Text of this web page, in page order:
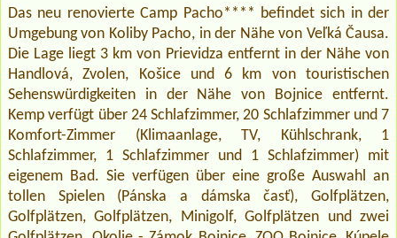
Das neu renovierte Camp Pacho**** befindet sich in der
Umgebung von Koliby Pacho, in der Nähe von Veľká Čausa.
Die Lage liegt 3 km von Prievidza entfernt in der Nähe von
Handlová, Zvolen, Košice und 6 km von touristischen
Sehenswürdigkeiten in der Nähe von Bojnice entfernt.
Kemp verfügt über 24 Schlafzimmer, 20 Schlafzimmer und 7
Komfort-Zimmer (Klimaanlage, TV, Kühlschrank, 1
Schlafzimmer, 1 Schlafzimmer und 1 Schlafzimmer) mit
eigenem Bad. Sie verfügen über eine große Auswahl an
tollen Spielen (Pánska a dámska časť), Golfplätzen,
Golfplätzen, Golfplätzen, Minigolf, Golfplätzen und zwei